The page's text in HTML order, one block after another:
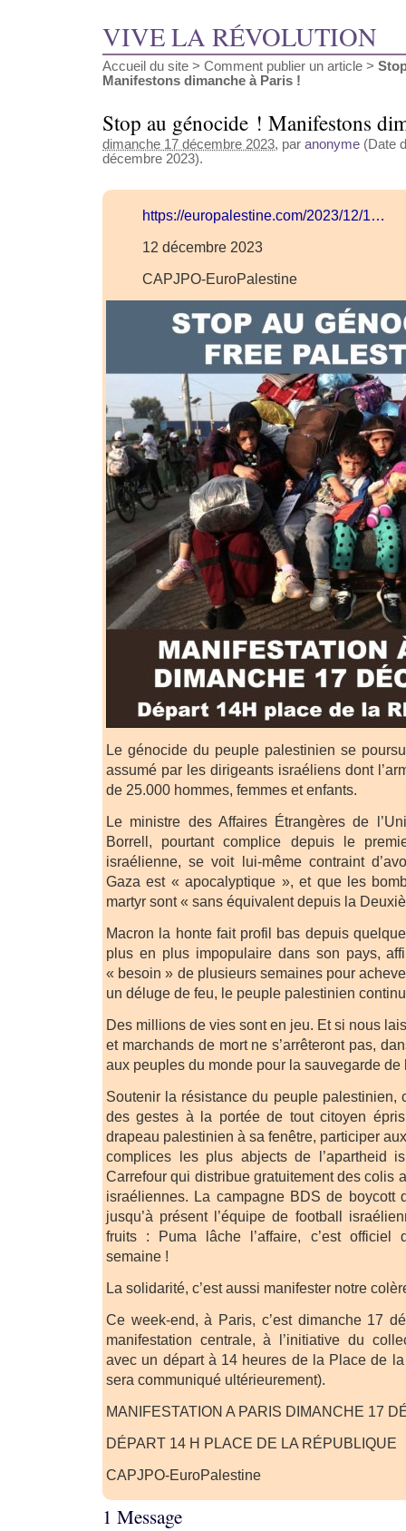
VIVE LA RÉVOLUTION
Accueil du site > Comment publier un article >
Manifestons dimanche à Paris !
Stop au génocide ! Manifestons
dimanche 17 décembre 2023, par anonyme (Date
décembre 2023).
https://europalestine.com/2023/12/1…
12 décembre 2023
CAPJPO-EuroPalestine
Le génocide du peuple palestinien se
assumé par les dirigeants israéliens dont
de 25.000 hommes, femmes et enfants.
Le ministre des Affaires Étrangères de
Borrell, pourtant complice depuis le
israélienne, se voit lui-même contraint
Gaza est « apocalyptique », et que les
martyr sont « sans équivalent depuis la
Macron la honte fait profil bas depuis
plus en plus impopulaire dans son pays,
« besoin » de plusieurs semaines pour
un déluge de feu, le peuple palestinien
Des millions de vies sont en jeu. Et si nous
et marchands de mort ne s’arrêteront pas,
aux peuples du monde pour la sauvegarde de
Soutenir la résistance du peuple palestinien,
des gestes à la portée de tout citoyen
drapeau palestinien à sa fenêtre, participer
complices les plus abjects de l’apartheid
Carrefour qui distribue gratuitement des colis
israéliennes. La campagne BDS de boycott
jusqu’à présent l’équipe de football
fruits : Puma lâche l’affaire, c’est
semaine !
La solidarité, c’est aussi manifester notre
Ce week-end, à Paris, c’est dimanche 17
manifestation centrale, à l’initiative du
avec un départ à 14 heures de la Place de
sera communiqué ultérieurement).
MANIFESTATION A PARIS DIMANCHE 17
DÉPART 14 H PLACE DE LA RÉPUBLIQUE
CAPJPO-EuroPalestine
1 Message